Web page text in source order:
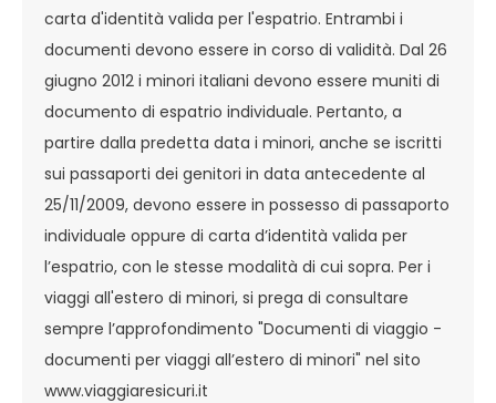
carta d'identità valida per l'espatrio. Entrambi i
documenti devono essere in corso di validità. Dal 26
giugno 2012 i minori italiani devono essere muniti di
documento di espatrio individuale. Pertanto, a
partire dalla predetta data i minori, anche se iscritti
sui passaporti dei genitori in data antecedente al
25/11/2009, devono essere in possesso di passaporto
individuale oppure di carta d’identità valida per
l’espatrio, con le stesse modalità di cui sopra. Per i
viaggi all'estero di minori, si prega di consultare
sempre l’approfondimento "Documenti di viaggio -
documenti per viaggi all’estero di minori" nel sito
www.viaggiaresicuri.it